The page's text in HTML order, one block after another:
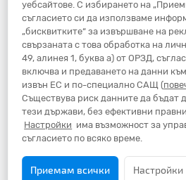
уебсайтове. С избирането на
съгласието си да използваме
„бисквитките“ за извършване на
свързаната с това обработка на
49, алинея 1, буква а) от ОРЗД,
включва и предаването на данни
извън ЕС и по-специално САЩ (
Съществува риск данните да бъдат
тези държави, без ефективни
Настройки има възможност за
съгласието по всяко време.
Приемам всички Настройки